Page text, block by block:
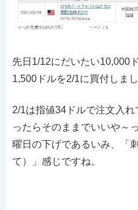
先日1/12にだいたい10,000
1,500ドルを2/1に買付しまし
2/1は指値34ドルで注文入
ったらそのままでいいや～
曜日の下げであるいみ、「
て）」感じですね。